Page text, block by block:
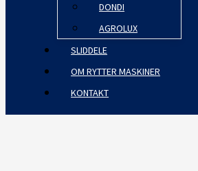
DONDI
AGROLUX
SLIDDELE
OM RYTTER MASKINER
KONTAKT